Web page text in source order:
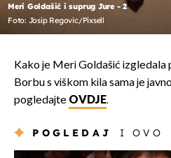
Meri Goldašić i suprug Jure - 2
Foto: Josip Regovic/Pixsell
Kako je Meri Goldašić
Borbu s viškom kila sama je
pogledajte OVDJE.
POGLEDAJ I OVO